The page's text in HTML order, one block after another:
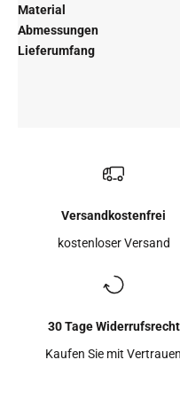
Material
Abmessungen
Lieferumfang
Versandkostenfrei
kostenloser Versand
30 Tage Widerrufsrecht
Kaufen Sie mit Vertrauen